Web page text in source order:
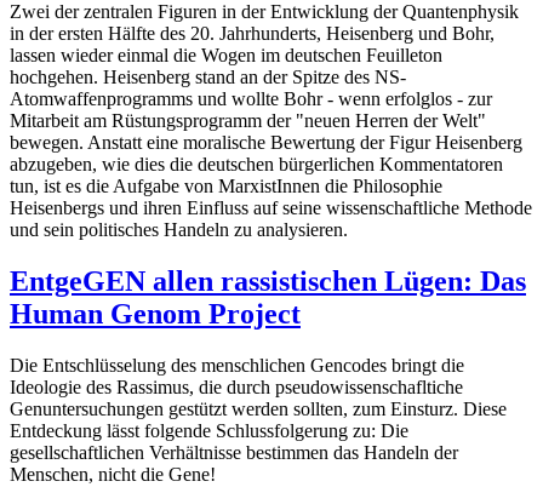
Zwei der zentralen Figuren in der Entwicklung der Quantenphysik
in der ersten Hälfte des 20. Jahrhunderts, Heisenberg und Bohr,
lassen wieder einmal die Wogen im deutschen Feuilleton
hochgehen. Heisenberg stand an der Spitze des NS-
Atomwaffenprogramms und wollte Bohr - wenn erfolglos - zur
Mitarbeit am Rüstungsprogramm der "neuen Herren der Welt"
bewegen. Anstatt eine moralische Bewertung der Figur Heisenberg
abzugeben, wie dies die deutschen bürgerlichen Kommentatoren
tun, ist es die Aufgabe von MarxistInnen die Philosophie
Heisenbergs und ihren Einfluss auf seine wissenschaftliche Methode
und sein politisches Handeln zu analysieren.
EntgeGEN allen rassistischen Lügen: Das
Human Genom Project
Die Entschlüsselung des menschlichen Gencodes bringt die
Ideologie des Rassimus, die durch pseudowissenschafltiche
Genuntersuchungen gestützt werden sollten, zum Einsturz. Diese
Entdeckung lässt folgende Schlussfolgerung zu: Die
gesellschaftlichen Verhältnisse bestimmen das Handeln der
Menschen, nicht die Gene!